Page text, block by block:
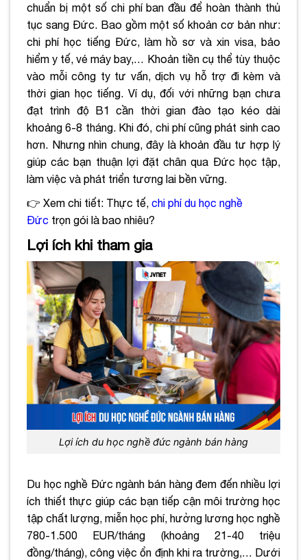
chuẩn bị một số chi phí ban đầu để hoàn thành thủ
tục sang Đức. Bao gồm một số khoản cơ bản như:
chi phí học tiếng Đức, làm hồ sơ và xin visa, bảo
hiểm y tế, vé máy bay,… Khoản tiền cụ thể tùy thuộc
vào mỗi công ty tư vấn, dịch vụ hỗ trợ đi kèm và
thời gian học tiếng. Ví dụ, đối với những bạn chưa
đạt trình độ B1 cần thời gian đào tạo kéo dài
khoảng 6-8 tháng. Khi đó, chi phí cũng phát sinh cao
hơn. Nhưng nhìn chung, đây là khoản đầu tư hợp lý
giúp các bạn thuận lợi đặt chân qua Đức học tập,
làm việc và phát triển tương lai bền vững.
👉 Xem chi tiết: Thực tế, chi phí du học nghề
Đức trọn gói là bao nhiêu?
Lợi ích khi tham gia
Lợi ích du học nghề đức ngành bán hàng
Du học nghề Đức ngành bán hàng đem đến nhiều lợi
ích thiết thực giúp các bạn tiếp cận môi trường học
tập chất lượng, miễn học phí, hưởng lương học nghề
780-1.500 EUR/tháng (khoảng 21-40 triệu
đồng/tháng), công việc ổn định khi ra trường,… Dưới